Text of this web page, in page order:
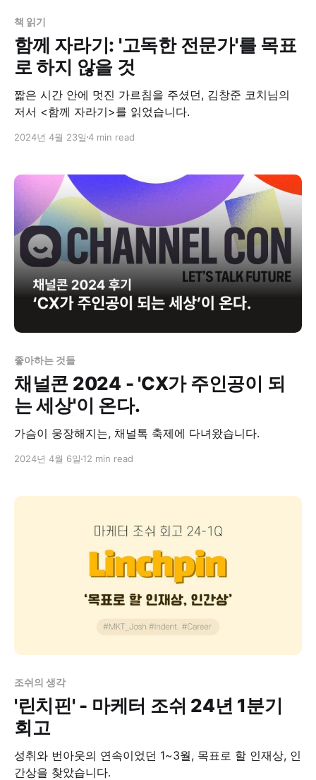
책 읽기
함께 자라기: '고독한 전문가'를 목표
로 하지 않을 것
짧은 시간 안에 멋진 가르침을 주셨던, 김창준 코치님의
저서 <함께 자라기>를 읽었습니다.
2024년 4월 23일 4 min read
좋아하는 것들
채널콘 2024 - 'CX가 주인공이 되
는 세상'이 온다.
가슴이 웅장해지는, 채널톡 축제에 다녀왔습니다.
2024년 4월 6일 12 min read
조쉬의 생각
'린치핀' - 마케터 조쉬 24년 1분기
회고
성취와 번아웃의 연속이었던 1~3월, 목표로 할 인재상, 인
간상을 찾았습니다.